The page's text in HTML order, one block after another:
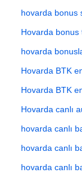
hovarda bonus
Hovarda bonus
hovarda
Hovarda BTK
Hovarda BTK
Hovarda canlı
hovarda canlı
hovarda canlı
hovarda canlı